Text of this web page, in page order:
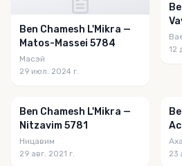
Ben Chamesh L'Mikra —
Matos-Massei 5784
Масэй
29 июл. 2024 г.
12
Ben Chamesh L'Mikra —
Nitzavim 5781
Ницавим
29 авг. 2021 г. 23